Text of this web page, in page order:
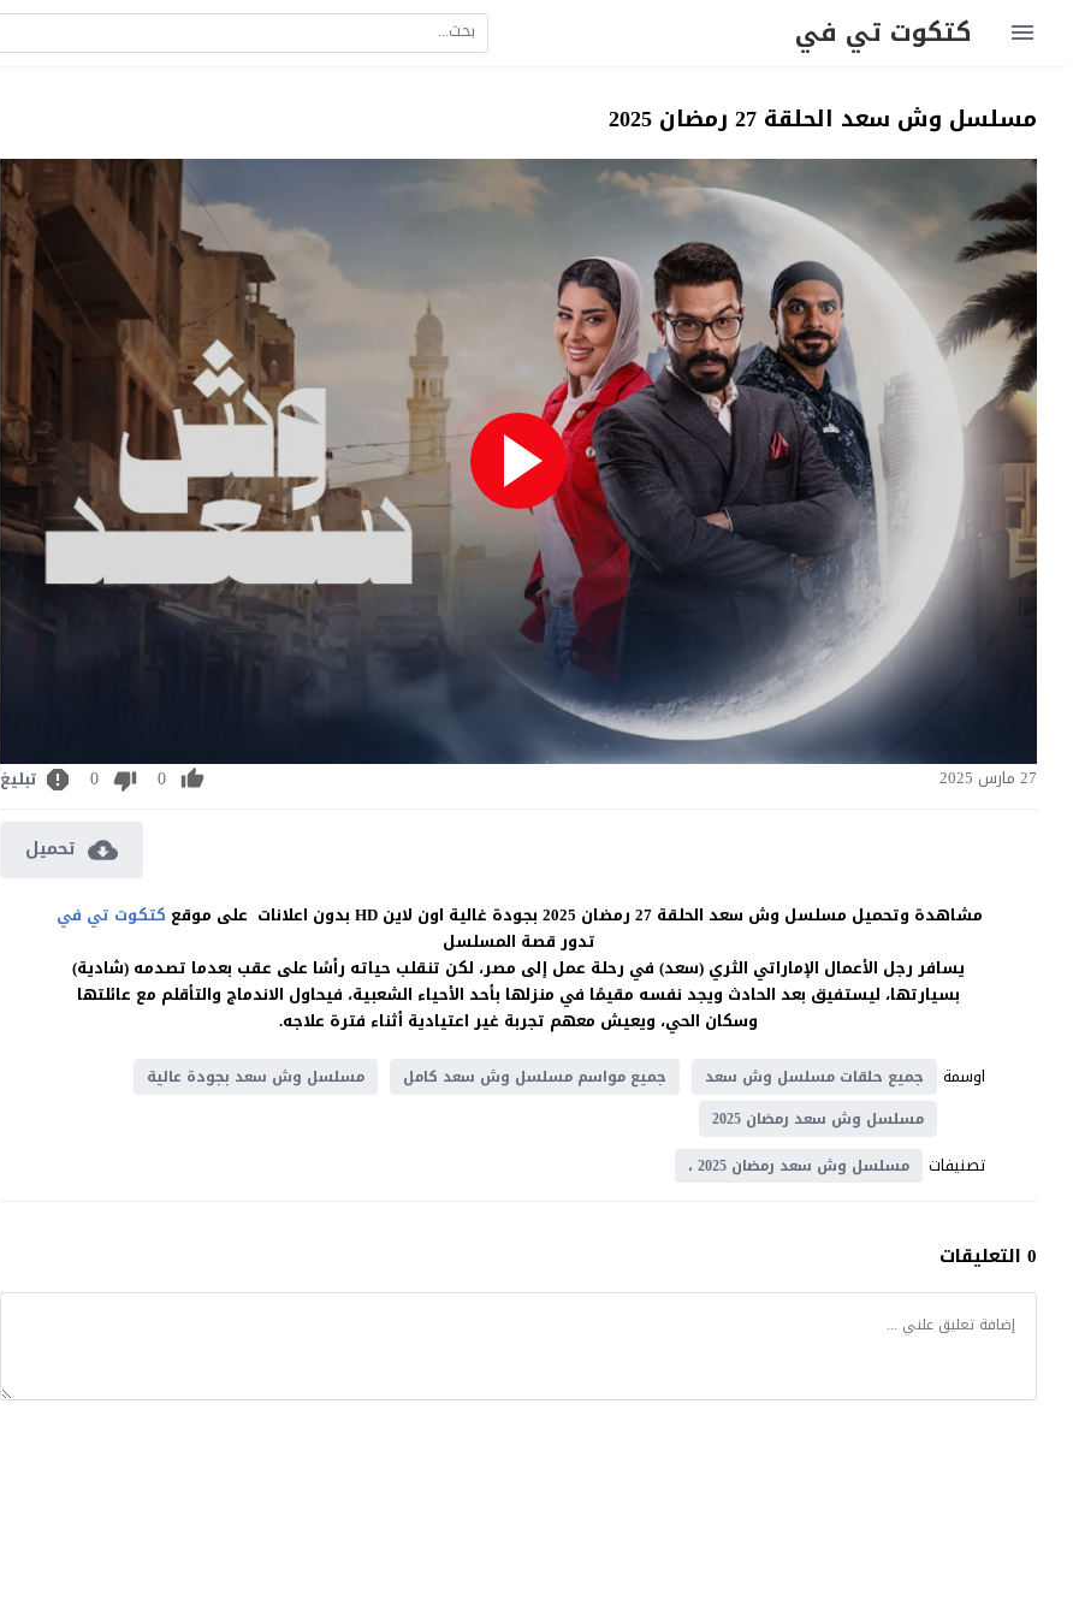
كتكوت تي في
مسلسل وش سعد الحلقة 27 رمضان 2025
27 مارس 2025 0
0 تبليغ
تحميل
مشاهدة وتحميل مسلسل وش سعد الحلقة 27 رمضان 2025 بجودة غالية اون لاين HD بدون اعلانات على موقع
كتكوت تي في
تدور قصة المسلسل
يسافر رجل الأعمال الإماراتي الثري (سعد) في رحلة عمل إلى مصر، لكن تنقلب حياته رأسًا على عقب بعدما تصدمه (شادية)
بسيارتها، ليستفيق بعد الحادث ويجد نفسه مقيمًا في منزلها بأحد الأحياء الشعبية، فيحاول الاندماج والتأقلم مع عائلتها
وسكان الحي، ويعيش معهم تجربة غير اعتيادية أثناء فترة علاجه.
اوسمة
جميع حلقات مسلسل وش سعد جميع مواسم مسلسل وش سعد كامل
مسلسل وش سعد بجودة عالية
مسلسل وش سعد رمضان 2025
تصنيفات مسلسل وش سعد رمضان 2025 ،
0 التعليقات